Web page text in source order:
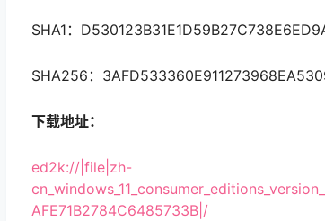
SHA1：
SHA256：
下载地址：
ed2k://|file|zh-
AFE71B2784C6485733B|/